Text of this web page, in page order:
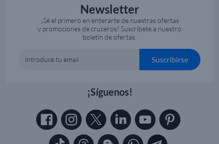
Newsletter
¡Sé el primero en enterarte de nuestras ofertas
y promociones de cruceros! Suscríbete a nuestro
boletín de ofertas.
Introduce tu email Suscribirse
¡Síguenos!